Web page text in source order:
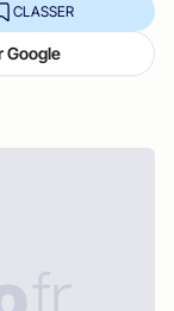
CLASSER
Google